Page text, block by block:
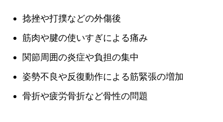
捻挫や打撲などの外傷後
筋肉や腱の使いすぎによる痛み
関節周囲の炎症や負担の集中
姿勢不良や反復動作による筋緊張の増加
骨折や疲労骨折など骨性の問題